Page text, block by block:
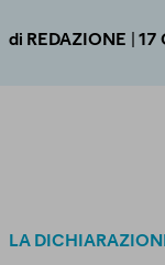
di REDAZIONE | 17
LA